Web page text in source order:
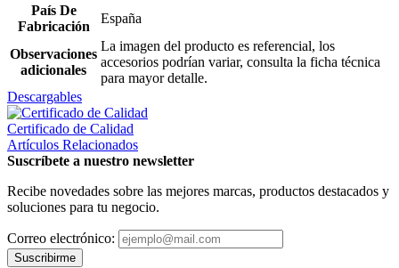
País De
Fabricación
España
Observaciones
adicionales
La imagen del producto es referencial, los
accesorios podrían variar, consulta la ficha técnica
para mayor detalle.
Descargables
Certificado de Calidad
Artículos Relacionados
Suscríbete a nuestro newsletter
Recibe novedades sobre las mejores marcas, productos destacados y
soluciones para tu negocio.
Correo electrónico:
Suscribirme